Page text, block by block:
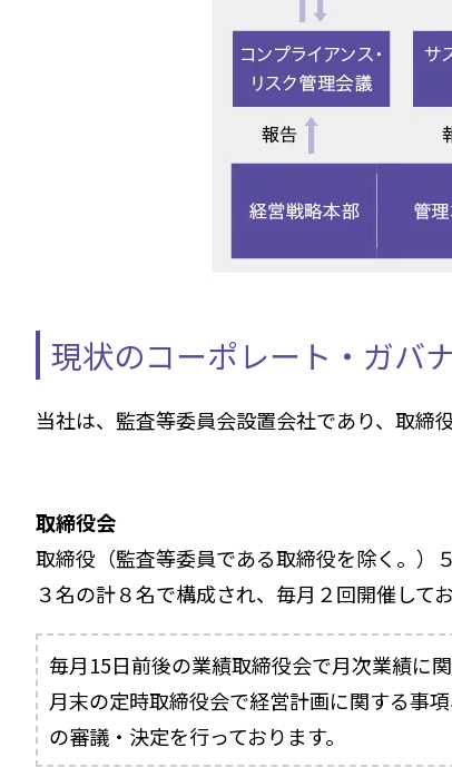
現状のコーポレート・ガバ
当社は、監査等委員会設置会社であり、取締
取締役会
取締役（監査等委員である取締役を除く。）
３名の計８名で構成され、毎月２回開催してお
毎月15日前後の業績取締役会で月次業績に
月末の定時取締役会で経営計画に関する事
の審議・決定を行っております。